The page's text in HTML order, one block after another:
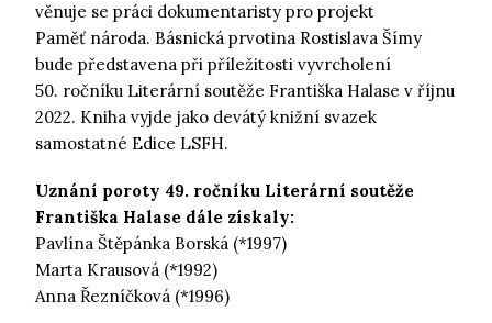
věnuje se práci dokumentaristy pro projekt
Paměť národa. Básnická prvotina Rostislava Šímy
bude představena při příležitosti vyvrcholení
50. ročníku Literární soutěže Františka Halase v říjnu
2022. Kniha vyjde jako devátý knižní svazek
samostatné Edice LSFH.
Uznání poroty 49. ročníku Literární soutěže
Františka Halase dále získaly:
Pavlína Štěpánka Borská (*1997)
Marta Krausová (*1992)
Anna Řezníčková (*1996)